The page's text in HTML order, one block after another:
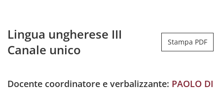
Lingua ungherese III
Canale unico
Stampa PDF
Docente coordinatore e verbalizzante: PAOLO DI